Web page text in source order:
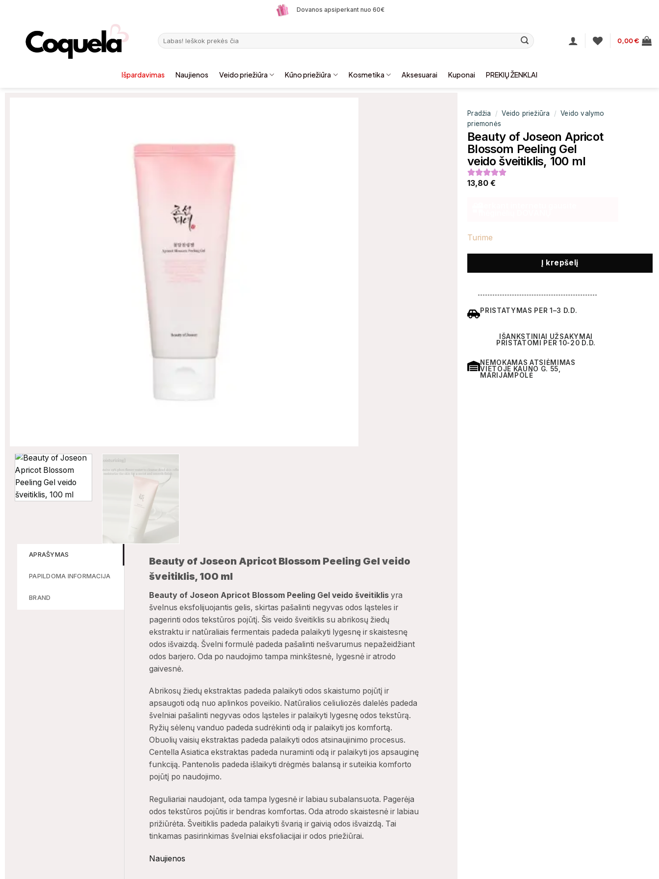
Dovanos apsiperkant nuo 60€
0,00€
Išpardavimas Naujienos Veido priežiūra Kūno priežiūra Kosmetika Aksesuarai Kuponai PREKIŲ ŽENKLAI
APRAŠYMAS
PAPILDOMA INFORMACIJA
BRAND
Beauty of Joseon Apricot Blossom Peeling Gel veido
šveitiklis, 100 ml
Beauty of Joseon Apricot Blossom Peeling Gel veido šveitiklisyra
švelnus eksfolijuojantis gelis, skirtas pašalinti negyvas odos ląsteles ir
pagerinti odos tekstūros pojūtį. Šis veido šveitiklis su abrikosų žiedų
ekstraktu ir natūraliais fermentais padeda palaikyti lygesnę ir skaistesnę
odos išvaizdą. Švelni formulė padeda pašalinti nešvarumus nepažeidžiant
odos barjero. Oda po naudojimo tampa minkštesnė, lygesnė ir atrodo
gaivesnė.
Abrikosų žiedų ekstraktas padeda palaikyti odos skaistumo pojūtį ir
apsaugoti odą nuo aplinkos poveikio. Natūralios celiuliozės dalelės padeda
švelniai pašalinti negyvas odos ląsteles ir palaikyti lygesnę odos tekstūrą.
Ryžių sėlenų vanduo padeda sudrėkinti odą ir palaikyti jos komfortą.
Obuolių vaisių ekstraktas padeda palaikyti odos atsinaujinimo procesus.
Centella Asiatica ekstraktas padeda nuraminti odą ir palaikyti jos apsauginę
funkciją. Pantenolis padeda išlaikyti drėgmės balansą ir suteikia komforto
pojūtį po naudojimo.
Reguliariai naudojant, oda tampa lygesnė ir labiau subalansuota. Pagerėja
odos tekstūros pojūtis ir bendras komfortas. Oda atrodo skaistesnė ir labiau
prižiūrėta. Šveitiklis padeda palaikyti švarią ir gaivią odos išvaizdą. Tai
tinkamas pasirinkimas švelniai eksfoliacijai ir odos priežiūrai.
Naujienos
Pradžia / Veido priežiūra / Veido valymo
priemonės
Beauty of Joseon Apricot
Blossom Peeling Gel
veido šveitiklis, 100 ml
13,80€
Turime
Į krepšelį
PRISTATYMAS PER 1–3 D.D.
IŠANKSTINIAI UŽSAKYMAI
PRISTATOMI PER 10-20 D.D.
NEMOKAMAS ATSIĖMIMAS
VIETOJE KAUNO G. 55,
MARIJAMPOLĖ
IŠBANDYK LAIMĘ IRLAIMĖK